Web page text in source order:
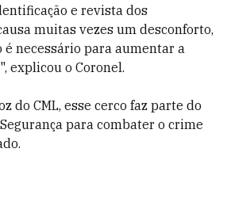
e revista dos
muitas vezes um desconforto,
é necessário para aumentar a
explicou o Coronel.
do CML, esse cerco faz parte do
para combater o crime